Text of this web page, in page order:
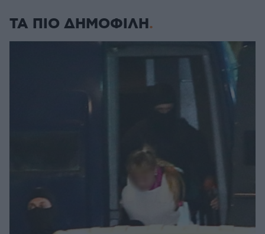
ΤΑ ΠΙΟ ΔΗΜΟΦΙΛΗ